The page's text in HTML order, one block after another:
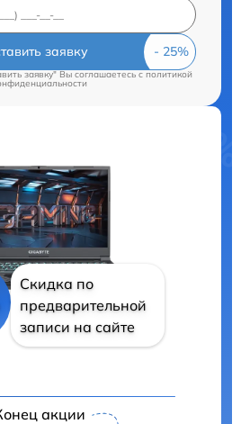
заявку
заявку" Вы соглашаетесь cполитикой
Скидка по
предварительной
записи на сайте
акции